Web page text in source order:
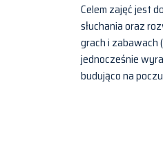
Celem zajęć jest
słuchania oraz
grach i zabawach
jednocześnie
budująco na